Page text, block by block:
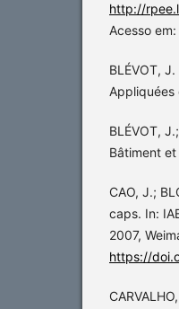
http://
Acesso
BLÉVOT,
Appliquées
BLÉVOT,
Bâtiment
CAO, J.;
caps. In:
2007,
https://